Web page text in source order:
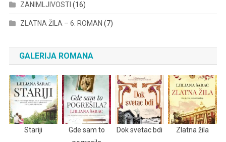
ZANIMLJIVOSTI (16)
ZLATNA ŽILA – 6. ROMAN (7)
GALERIJA ROMANA
Stariji
Gde sam to
Dok svetac bdi Zlatna žila